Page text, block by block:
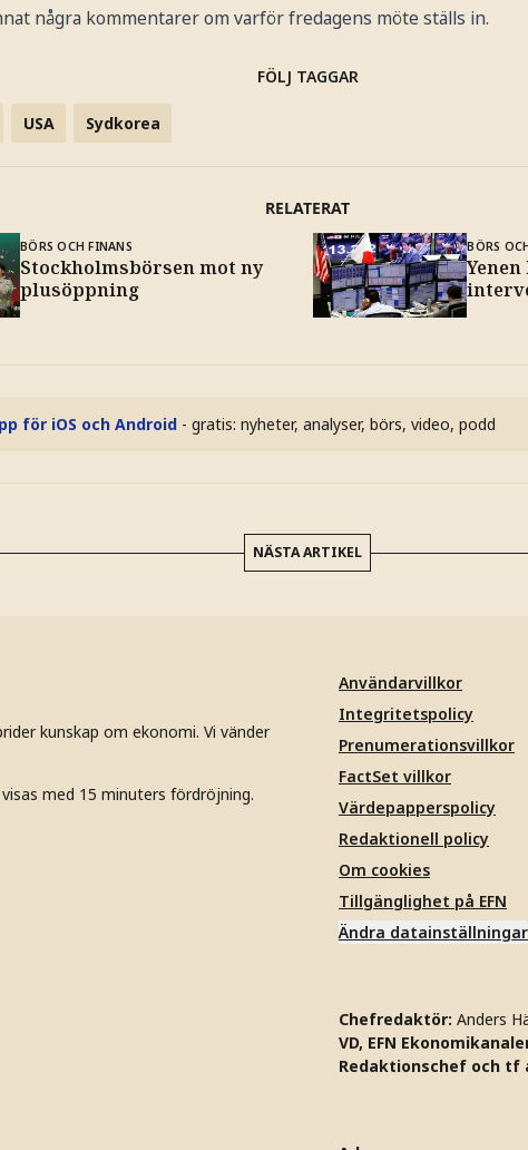
några kommentarer om varför fredagens möte ställs in.
FÖLJ TAGGAR
USA Sydkorea
RELATERAT
BÖRS OCH FINANS
Stockholmsbörsen mot ny
plusöppning
BÖRS
för iOS och Android - gratis: nyheter, analyser, börs, video, podd
NÄSTA ARTIKEL
kunskap om ekonomi. Vi vänder
med 15 minuters fördröjning.
Användarvillkor
Integritetspolicy
Prenumerationsvillkor
FactSet villkor
Värdepapperspolicy
Redaktionell policy
Om cookies
Tillgänglighet på EFN
Ändra datainställningar
Chefredaktör: Anders
VD, EFN
Redaktionschef och tf